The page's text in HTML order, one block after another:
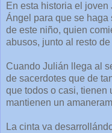
En esta historia el
Ángel para que se
de este niño, quien
abusos, junto al resto
Cuando Julián llega al
de sacerdotes que de
que todos o casi, tienen
mantienen un
La cinta va